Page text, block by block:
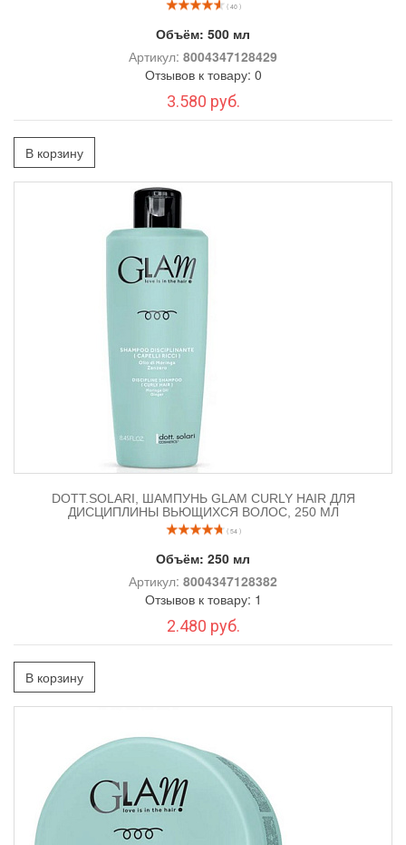
( 40 )
Объём: 500 мл
Артикул: 8004347128429
Отзывов к товару: 0
3.580 руб.
В корзину
DOTT.SOLARI, ШАМПУНЬ GLAM CURLY HAIR ДЛЯ
ДИСЦИПЛИНЫ ВЬЮЩИХСЯ ВОЛОС, 250 МЛ
( 54 )
Объём: 250 мл
Артикул: 8004347128382
Отзывов к товару: 1
2.480 руб.
В корзину